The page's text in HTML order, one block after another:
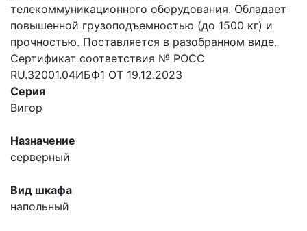
телекоммуникационного оборудования. Обладает
повышенной грузоподъемностью (до 1500 кг) и
прочностью. Поставляется в разобранном виде.
Сертификат соответствия № РОСС
RU.32001.04ИБФ1 ОТ 19.12.2023
Серия
Вигор
Назначение
серверный
Вид шкафа
напольный